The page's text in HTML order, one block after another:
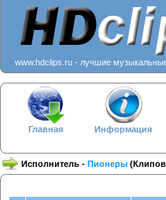
www.hdclips.ru - лучшие
Главная Информация
Исполнитель - Пионеры (Клипов